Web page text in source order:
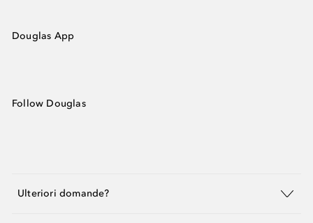
Douglas App
Follow Douglas
Ulteriori domande?